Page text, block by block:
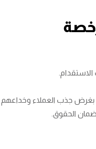
بغرض جذب العملاء وخداعهم
الحقوق.